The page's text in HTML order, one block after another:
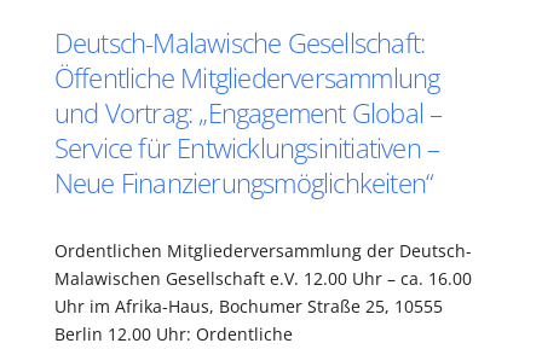
Deutsch-Malawische Gesellschaft:
Öffentliche Mitgliederversammlung
und Vortrag: „Engagement Global –
Service für Entwicklungsinitiativen –
Neue Finanzierungsmöglichkeiten“
Ordentlichen Mitgliederversammlung der Deutsch-
Malawischen Gesellschaft e.V. 12.00 Uhr – ca. 16.00
Uhr im Afrika-Haus, Bochumer Straße 25, 10555
Berlin 12.00 Uhr: Ordentliche